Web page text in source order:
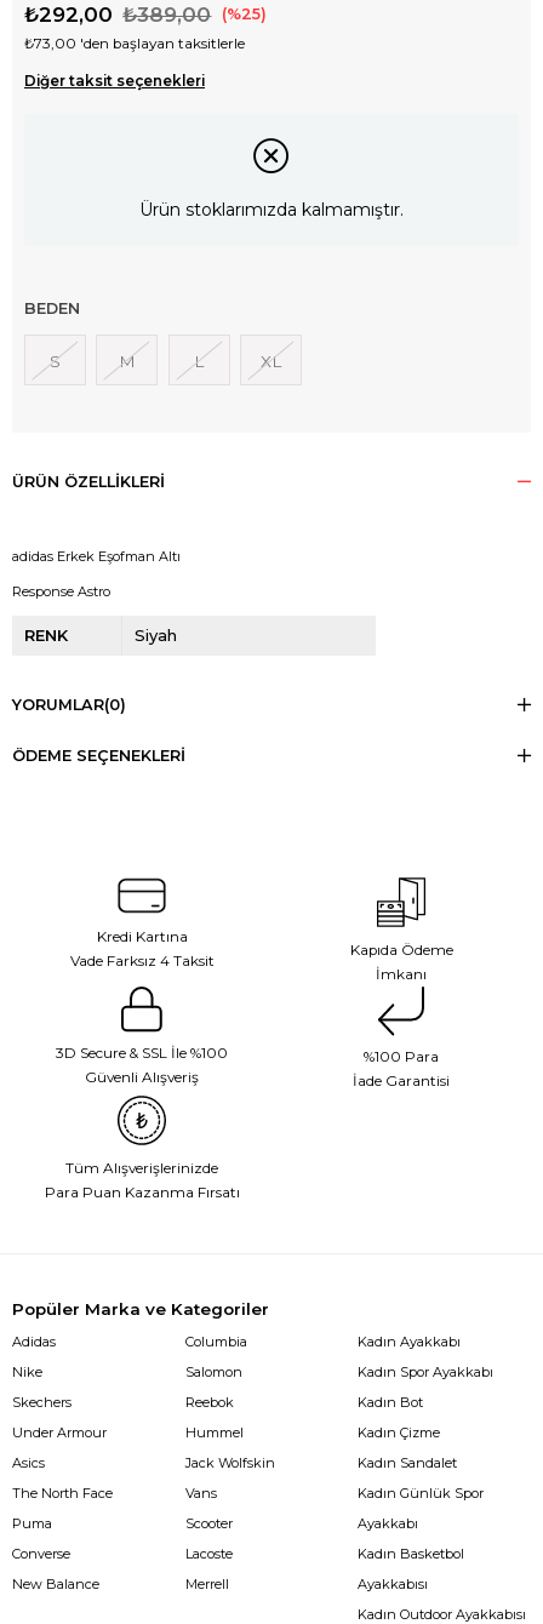
₺389,00
₺292,00 25
₺73,00 'den başlayan taksitlerle
Diğer taksit seçenekleri
Ürün stoklarımızda kalmamıştır.
BEDEN
S M L XL
ÜRÜN ÖZELLIKLERI
adidas Erkek Eşofman Altı
Response Astro
RENK Siyah
YORUMLAR(0)
ÖDEME SEÇENEKLERI
Kredi Kartına
Vade Farksız 4 Taksit
Kapıda Ödeme
İmkanı
3D Secure & SSL İle %100
Güvenli Alışveriş
%100 Para
İade Garantisi
Tüm Alışverişlerinizde
Para Puan Kazanma Fırsatı
Popüler Marka ve Kategoriler
Adidas
Nike
Skechers
Under Armour
Asics
The North Face
Puma
Converse
New Balance
Columbia
Salomon
Reebok
Hummel
Jack Wolfskin
Vans
Scooter
Lacoste
Merrell
Kadın Ayakkabı
Kadın Spor Ayakkabı
Kadın Bot
Kadın Çizme
Kadın Sandalet
Kadın Günlük Spor
Ayakkabı
Kadın Basketbol
Ayakkabısı
Kadın Outdoor Ayakkabısı